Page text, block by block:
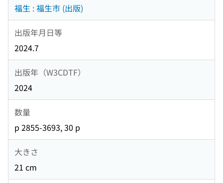
福生 : 福生市 (出版)
出版年月日等
2024.7
出版年（W3CDTF）
2024
数量
p 2855-3693, 30 p
大きさ
21 cm